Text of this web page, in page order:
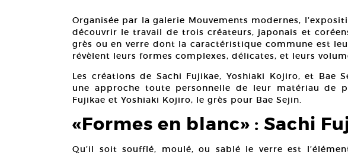
Organisée par la galerie Mouvements modernes,
découvrir le travail de trois créateurs, japonais et
grès ou en verre dont la caractéristique commune est
révèlent leurs formes complexes, délicates, et leurs
Les créations de Sachi Fujikae, Yoshiaki Kojiro, et Bae
une approche toute personnelle de leur matériau de
Fujikae et Yoshiaki Kojiro, le grès pour Bae Sejin.
«Formes en blanc» : Sachi
Qu’il soit soufflé, moulé, ou sablé le verre est